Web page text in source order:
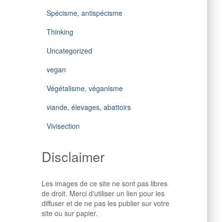
Spécisme, antispécisme
Thinking
Uncategorized
vegan
Végétalisme, véganisme
viande, élevages, abattoirs
Vivisection
Disclaimer
Les images de ce site ne sont pas libres
de droit. Merci d'utiliser un lien pour les
diffuser et de ne pas les publier sur votre
site ou sur papier.